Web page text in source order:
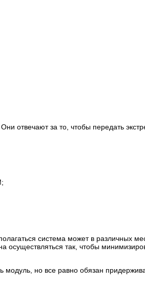
отвечают за то, чтобы передать
система может в различных
осуществляться так, чтобы
модуль, но все равно обязан